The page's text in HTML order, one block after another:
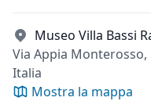
Museo Villa Bassi
Via Appia Monterosso,
Italia
Mostra la mappa